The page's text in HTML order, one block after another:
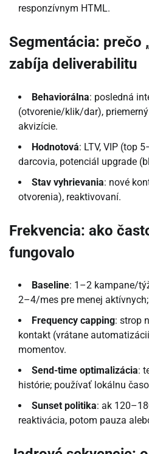
responzívnym HTML.
Segmentácia: prečo
zabíja deliverabilitu
Behaviorálna: posledná
(otvorenie/klik/dar),
akvizície.
Hodnotová: LTV, VIP (top
darcovia, potenciál upgrade
Stav vyhrievania: nové
otvorenia), reaktivovaní.
Frekvencia: ako
fungovalo
Baseline: 1–2 kampane/
2–4/mes pre menej
Frequency capping: strop
kontakt (vrátane
momentov.
Send-time optimalizácia:
histórie; používať lokálnu
Sunset politika: ak
reaktivácia, potom pauza